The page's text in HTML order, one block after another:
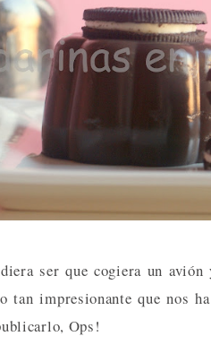
ser que cogiera un
tan impresionante que nos
Ops!